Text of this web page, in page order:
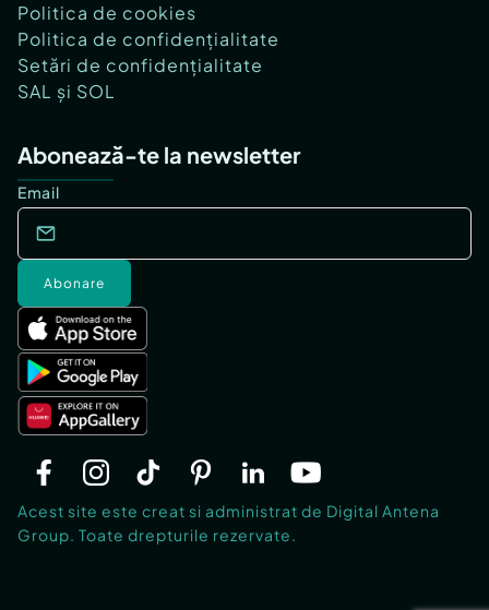
Politica de cookies
Politica de confidențialitate
Setări de confidențialitate
SAL și SOL
Abonează-te la newsletter
Email
Abonare
Acest site este creat si administrat de Digital Antena
Group. Toate drepturile rezervate.